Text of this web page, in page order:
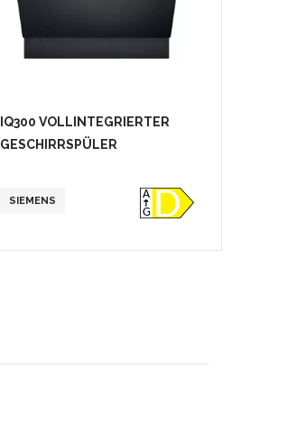
IQ300 VOLLINTEGRIERTER
GESCHIRRSPÜLER
SIEMENS